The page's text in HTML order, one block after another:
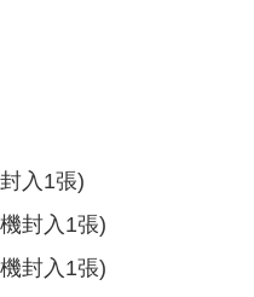
入1張)
封入1張)
封入1張)